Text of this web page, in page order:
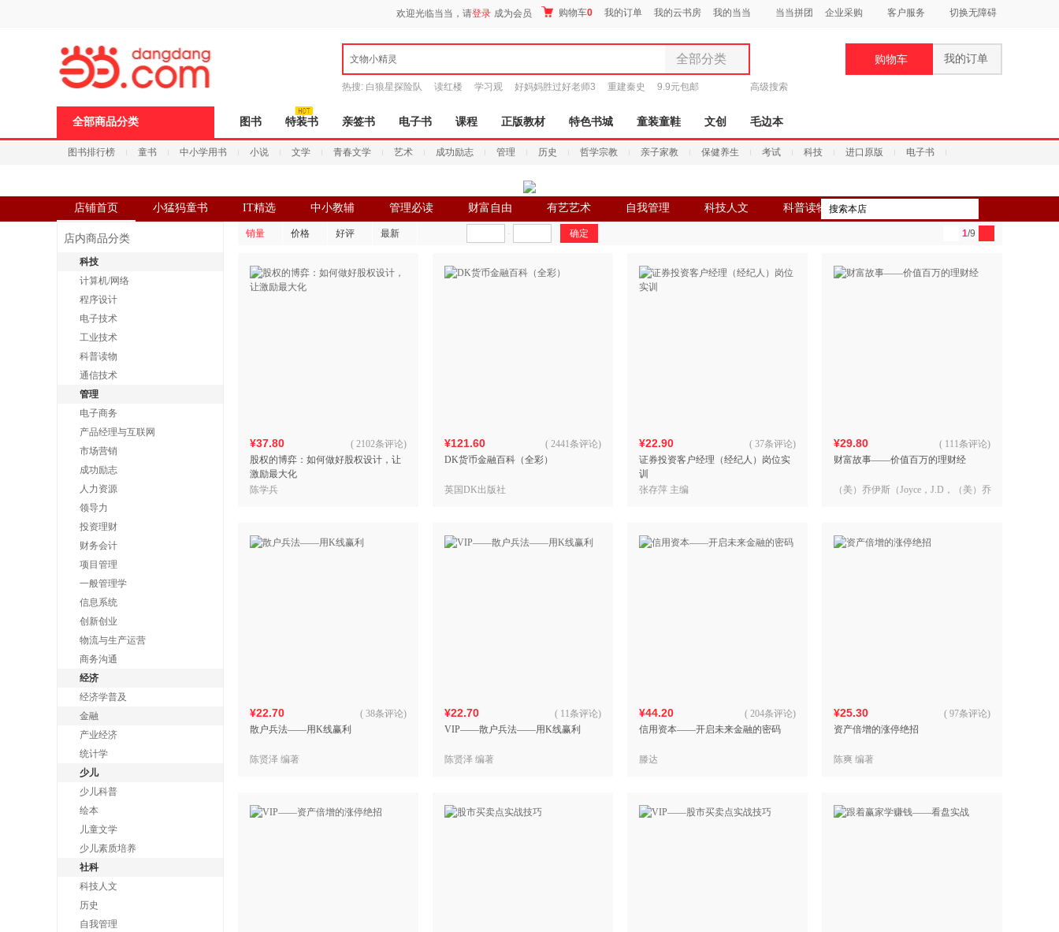
欢迎光临当当，请登录 成为会员 购物车0 我的订单 我的云书房 我的当当 当当拼团 企业采购 客户服务 切换无障碍
文物小精灵 全部分类
全部分类
图书
电子书
音像
时尚美妆
母婴用品
童装童鞋
手机通讯
家用电器
热搜: 白狼星探险队 读红楼 学习观 好妈妈胜过好老师3 重建秦史 9.9元包邮 高级搜索
购物车 我的订单
全部商品分类 图书 特装书 亲签书 电子书 课程 正版教材 特色书城 童装童鞋 文创 毛边本
图书排行榜 童书 中小学用书 小说 文学 青春文学 艺术 成功励志 管理 历史 哲学宗教 亲子家教 保健养生 考试 科技 进口原版 电子书
店铺首页 小猛犸童书 IT精选 中小教辅 管理必读 财富自由 有艺艺术 自我管理 科技人文 科普读物
店内商品分类
科技
计算机/网络
程序设计
电子技术
工业技术
科普读物
通信技术
管理
电子商务
产品经理与互联网
市场营销
成功励志
人力资源
领导力
投资理财
财务会计
项目管理
一般管理学
信息系统
创新创业
物流与生产运营
商务沟通
经济
经济学普及
金融
产业经济
统计学
少儿
少儿科普
绘本
儿童文学
少儿素质培养
社科
科技人文
历史
自我管理
销量 价格 好评 最新 1/9
¥37.80
股权的博弈：如何做好股权设计，让
激励最大化
( 2102条评论)
陈学兵
¥121.60
DK货币金融百科（全彩）
( 2441条评论)
英国DK出版社
¥22.90
证券投资客户经理（经纪人）岗位实
训
( 37条评论)
张存萍 主编
¥29.80
财富故事——价值百万的理财经
( 111条评论)
（美）乔伊斯（Joyce，J.D，（美）乔
¥22.70
散户兵法——用K线赢利
( 38条评论)
陈贤泽 编著
¥22.70
VIP——散户兵法——用K线赢利
( 11条评论)
陈贤泽 编著
¥44.20
信用资本——开启未来金融的密码
( 204条评论)
滕达
¥25.30
资产倍增的涨停绝招
( 97条评论)
陈爽 编著
页
浪